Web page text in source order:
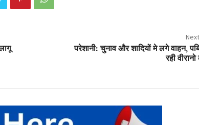
परेशानी: चुनाव और शादियों मे लगे वाहन,
रही